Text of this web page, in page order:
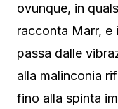
ovunque, in
racconta Marr, e
passa dalle
alla malinconia
fino alla spinta